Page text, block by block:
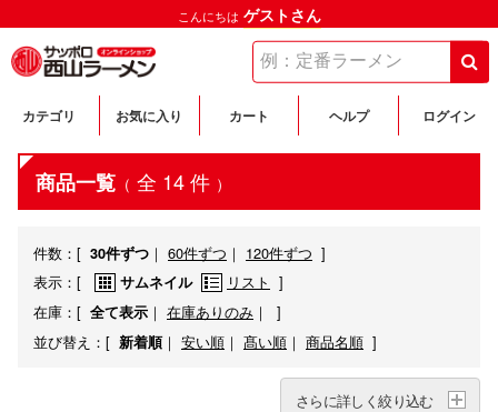
こんにちは ゲストさん
カテゴリ お気に入り カート ヘルプ ログイン
商品一覧 （ 全 14 件 ）
件数： [ 30件ずつ ｜ 60件ずつ ｜ 120件ずつ ]
表示： [ サムネイル リスト ]
在庫： [ 全て表示 ｜ 在庫ありのみ ｜ ]
並び替え： [ 新着順｜ 安い順 ｜ 髙い順 ｜ 商品名順 ]
さらに詳しく絞り込む